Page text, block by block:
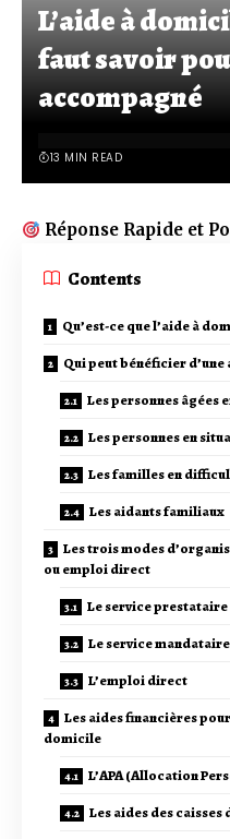
L’aide à
faut savoir
accompagné
13 MIN READ
Réponse Rapide et
Contents
Qu’est-ce que l’aide à
Qui peut bénéficier d’une
Les personnes âgées
Les personnes en
Les familles en
Les aidants familiaux
Les trois modes
ou emploi direct
Le service prestataire
Le service mandataire
L’emploi direct
Les aides financières
domicile
L’APA (Allocation
Les aides des